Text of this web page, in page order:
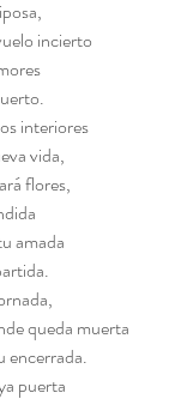
incierto
interiores
vida,
flores,
amada
queda muerta
encerrada.
puerta